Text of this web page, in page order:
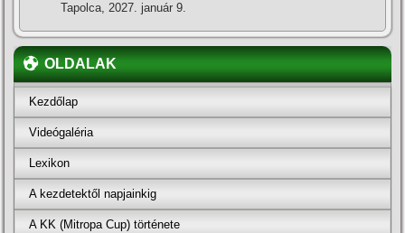
Tapolca, 2027. január 9.
OLDALAK
Kezdőlap
Videógaléria
Lexikon
A kezdetektől napjainkig
A KK (Mitropa Cup) története